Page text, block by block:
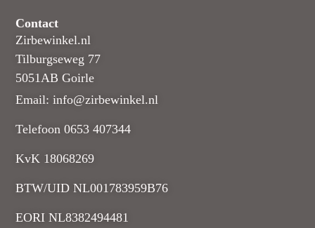
Contact
Zirbewinkel.nl
Tilburgseweg 77
5051AB Goirle
Email: info@zirbewinkel.nl
Telefoon 0653 407344
KvK 18068269
BTW/UID NL001783959B76
EORI NL8382494481